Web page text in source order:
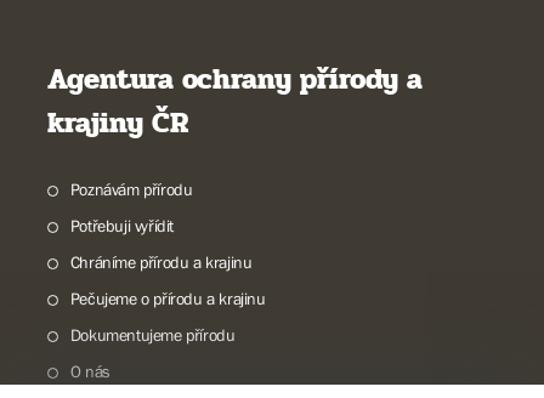
Agentura ochrany přírody a
krajiny ČR
Poznávám přírodu
Potřebuji vyřídit
Chráníme přírodu a krajinu
Pečujeme o přírodu a krajinu
Dokumentujeme přírodu
O nás